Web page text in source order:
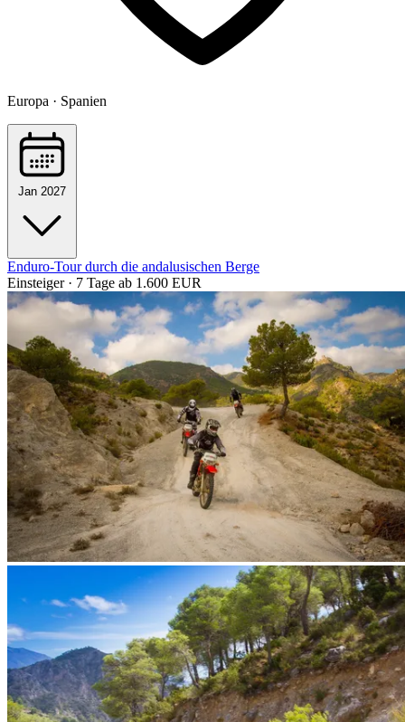
Europa · Spanien
Jan 2027
Enduro-Tour durch die andalusischen Berge
Einsteiger · 7 Tage ab 1.600 EUR